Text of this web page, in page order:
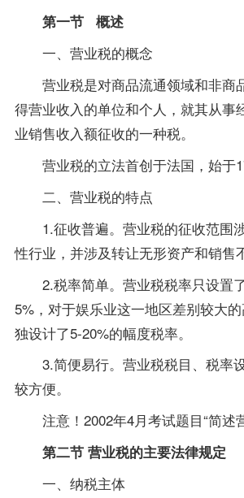
第一节 概述
一、营业税的概念
营业税是对商品流通领域和非商
得营业收入的单位和个人，就其从事
业销售收入额征收的一种税。
营业税的立法首创于法国，始于
二、营业税的特点
1.征收普遍。营业税的征收范围
性行业，并涉及转让无形资产和销售
2.税率简单。营业税税率只设置了
5%，对于娱乐业这一地区差别较大
独设计了5-20%的幅度税率。
3.简便易行。营业税税目、税率
较方便。
注意！2002年4月考试题目“简述
第二节 营业税的主要法律规定
一、纳税主体